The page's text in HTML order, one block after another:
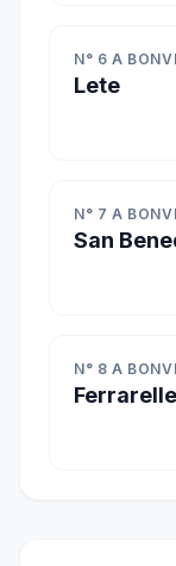
N° 6 A
Lete
N° 7 A
San
N° 8 A
Ferrarelle